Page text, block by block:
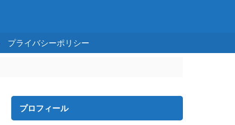
プライバシーポリシー
プロフィール